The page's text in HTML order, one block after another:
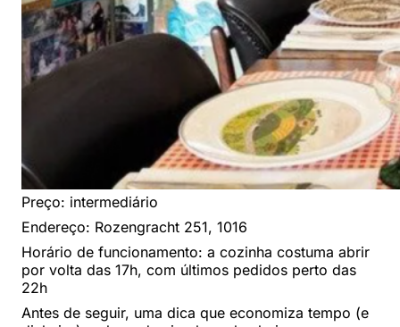
Preço: intermediário
Endereço: Rozengracht 251, 1016
Horário de funcionamento: a cozinha costuma abrir
por volta das 17h, com últimos pedidos perto das
22h
Antes de seguir, uma dica que economiza tempo (e